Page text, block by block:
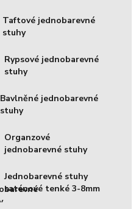
Taftové jednobarevné
stuhy
Rypsové jednobarevné
stuhy
Bavlněné jednobarevné
stuhy
Organzové
jednobarevné stuhy
Jednobarevné stuhy
saténové tenké 3-8mm